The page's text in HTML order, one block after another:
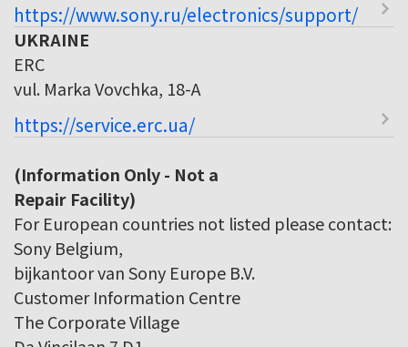
https://www.sony.ru/electronics/support/
UKRAINE
ERC
vul. Marka Vovchka, 18-A
https://service.erc.ua/
(Information Only - Not a
Repair Facility)
For European countries not listed please contact:
Sony Belgium,
bijkantoor van Sony Europe B.V.
Customer Information Centre
The Corporate Village